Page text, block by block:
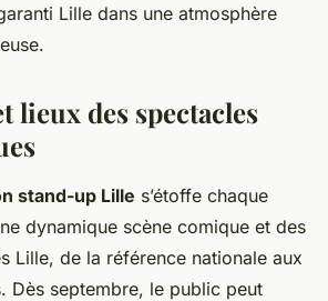
Lille dans une atmosphère
lieux des spectacles
stand-up Lille s’étoffe chaque
dynamique scène comique et des
Lille, de la référence nationale aux
Dès septembre, le public peut